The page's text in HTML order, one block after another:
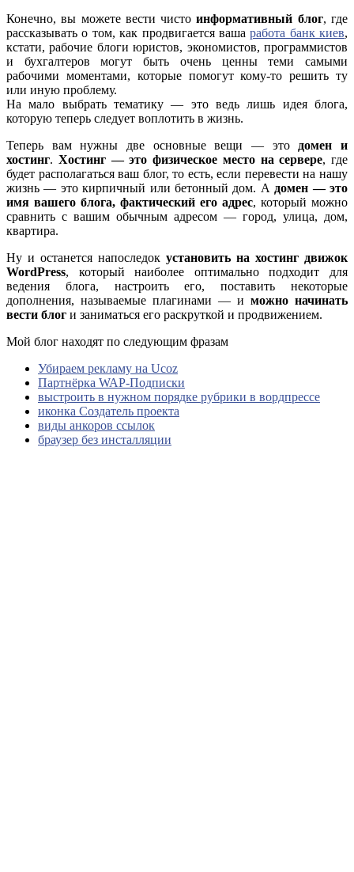
Конечно, вы можете вести чистоинформативный блог, где
рассказывать о том, как продвигается вашаработа банк киев,
кстати, рабочие блоги юристов, экономистов, программистов
и бухгалтеров могут быть очень ценны теми самыми
рабочими моментами, которые помогут кому-то решить ту
или иную проблему.
На мало выбрать тематику — это ведь лишь идея блога,
которую теперь следует воплотить в жизнь.
Теперь вам нужны две основные вещи — этодомен и
хостинг. Хостинг — это физическое место на сервере, где
будет располагаться ваш блог, то есть, если перевести на нашу
жизнь — это кирпичный или бетонный дом. Адомен — это
имя вашего блога, фактический его адрес, который можно
сравнить с вашим обычным адресом — город, улица, дом,
квартира.
Ну и останется напоследок установить на хостинг движок
WordPress, который наиболее оптимально подходит для
ведения блога, настроить его, поставить некоторые
дополнения, называемые плагинами — и можно начинать
вести блог и заниматься его раскруткой и продвижением.
Мой блог находят по следующим фразам
Убираем рекламу на Ucoz
Партнёрка WAP-Подписки
выстроить в нужном порядке рубрики в вордпрессе
иконка Создатель проекта
виды анкоров ссылок
браузер без инсталляции